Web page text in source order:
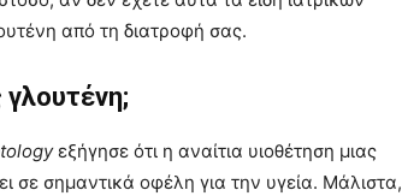
από τη διατροφή σας.
γλουτένη;
εξήγησε ότι η αναίτια υιοθέτηση μιας
σε σημαντικά οφέλη για την υγεία. Μάλιστα,